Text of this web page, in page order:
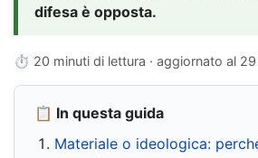
difesa è opposta.
⏱ 20 minuti di lettura · aggiornato al
📋 In questa guida
Materiale o ideologica: